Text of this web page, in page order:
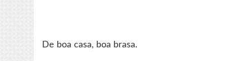
De boa casa, boa brasa.